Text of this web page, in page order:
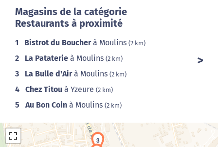
Magasins de la catégorie
Restaurants à proximité
1 Bistrot du Boucherà Moulins (2 km)
2 La Pataterie à Moulins (2 km)
3 La Bulle d'Airà Moulins (2 km)
4 Chez Titou à Yzeure (2 km)
5 Au Bon Coin à Moulins (2 km)
3